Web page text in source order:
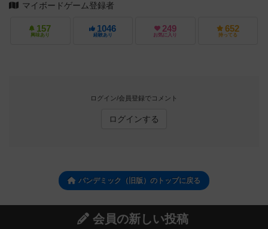
マイボードゲーム登録者
157
興味あり
1046
経験あり
249
お気に入り
652
持ってる
ログイン/会員登録でコメント
ログインする
パンデミック（旧版）のトップに戻る
会員の新しい投稿